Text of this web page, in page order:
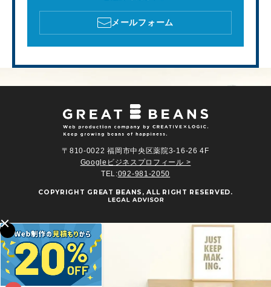
メールフォーム
〒810-0022 福岡市中央区薬院3-16-26 4F
Googleビジネスプロフィール >
TEL:092-981-2050
COPYRIGHT GREAT BEANS , ALL RIGHT RESERVED.